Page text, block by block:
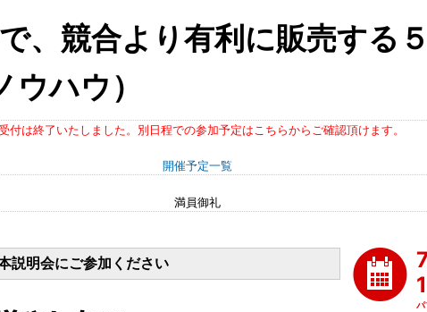
、競合より有利に販売する
ウハウ）
付は終了いたしました。別日程での参加予定はこちらからご確認頂けます。
開催予定一覧
満員御礼
パ
説明会にご参加ください